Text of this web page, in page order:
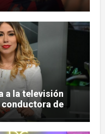
a la televisión
de